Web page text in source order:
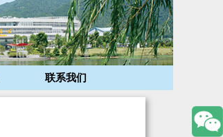
联系我们